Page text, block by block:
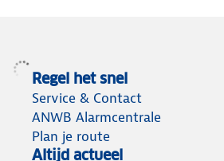
Regel het snel
Service & Contact
ANWB Alarmcentrale
Plan je route
Altijd actueel